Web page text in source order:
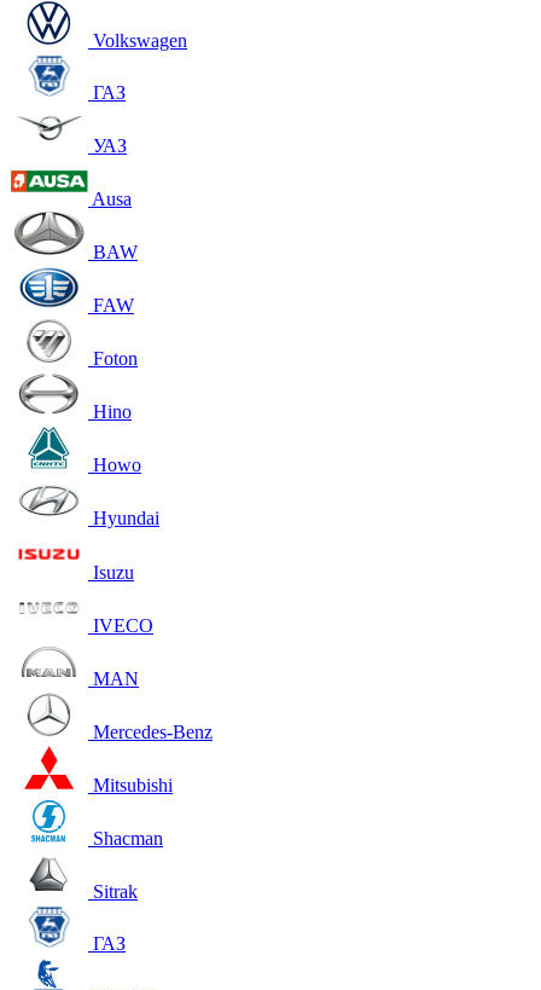
Volkswagen
ГАЗ
УАЗ
Ausa
BAW
FAW
Foton
Hino
Howo
Hyundai
Isuzu
IVECO
MAN
Mercedes-Benz
Mitsubishi
Shacman
Sitrak
ГАЗ